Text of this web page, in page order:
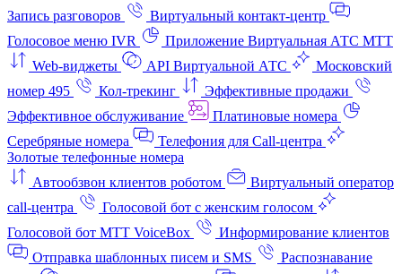
Запись разговоров
Виртуальный контакт‑центр
Голосовое меню IVR
Приложение Виртуальная АТС МТТ
Web-виджеты
API Виртуальной АТС
Московский
номер 495
Кол-трекинг
Эффективные продажи
Эффективное обслуживание
Платиновые номера
Серебряные номера
Телефония для Call-центра
Золотые телефонные номера
Автообзвон клиентов роботом
Виртуальный оператор
call-центра
Голосовой бот с женским голосом
Голосовой бот МТТ VoiceBox
Информирование клиентов
Отправка шаблонных писем и SMS
Распознавание